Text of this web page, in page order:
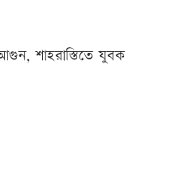
শাহরাস্তিতে যুবক